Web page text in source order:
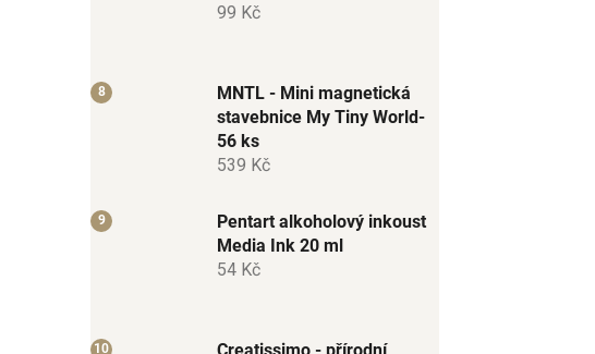
99 Kč
MNTL - Mini magnetická
stavebnice My Tiny World-
56 ks
539 Kč
Pentart alkoholový inkoust
Media Ink 20 ml
54 Kč
Creatissimo - přírodní